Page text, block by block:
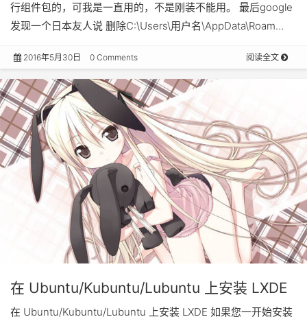
行组件包的，可我是一直用的，不是刚装不能用。 最后google
发现一个日本友人说 删除C:\Users\用户名\AppData\Roam…
2016年5月30日 0 Comments 阅读全文
在 Ubuntu/Kubuntu/Lubuntu 上安装 LXDE
在 Ubuntu/Kubuntu/Lubuntu 上安装 LXDE 如果您一开始安装